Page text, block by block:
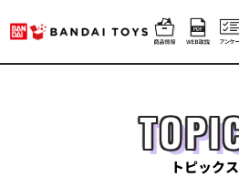
トピックス